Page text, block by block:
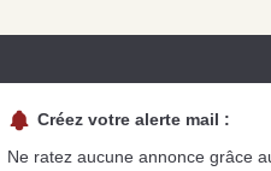
Créez votre alerte mail :
Ne ratez aucune annonce grâce